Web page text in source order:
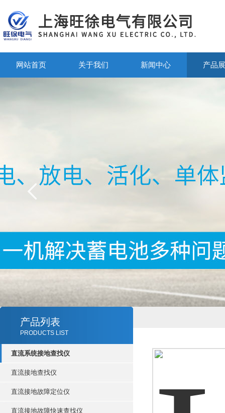
网站首页 关于我们 新闻中心 产品
产品列表
PRODUCTS LIST
直流系统接地查找仪
直流接地查找仪
直流接地故障定位仪
直流接地故障快速查找仪